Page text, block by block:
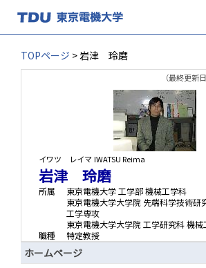
TOPページ > 岩津 玲磨
（最終更新
イワツ レイマ IWATSU Reima
岩津 玲磨
所属
東京電機大学 工学部 機械工学科
東京電機大学大学院 先端科学技術研
工学専攻
東京電機大学大学院 工学研究科 機械
職種
特定教授
ホームページ